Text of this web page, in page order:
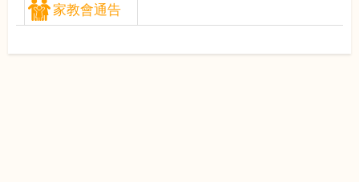
家教會通告